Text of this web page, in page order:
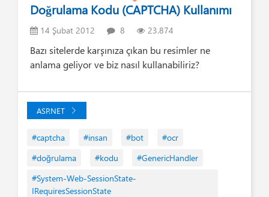
Doğrulama Kodu (CAPTCHA) Kullanımı
14 Şubat 2012 8 23.874
Bazı sitelerde karşınıza çıkan bu resimler ne
anlama geliyor ve biz nasıl kullanabiliriz?
ASP.NET
#captcha #insan #bot
#ocr
#doğrulama
#kodu
#GenericHandler
#System-Web-SessionState-
IRequiresSessionState